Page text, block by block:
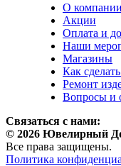
О компании
Акции
Оплата и
Наши
Магазины
Как сделать
Ремонт
Вопросы и
Связаться с нами:
© 2026 Ювелирный
Все права защищены.
Политика